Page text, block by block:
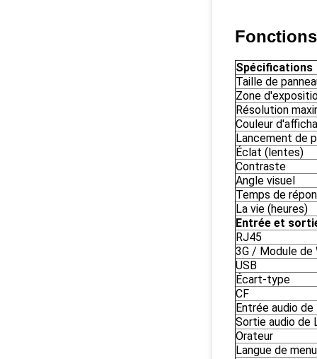
Spécifications
Taille de
Zone
Résolution
Couleur
Lancement de
Éclat (lentes)
Contraste
Angle visuel
Temps de
La vie (heures)
Entrée et
RJ45
3G / Module de
USB
Écart-type
CF
Entrée audio de
Sortie audio de
Orateur
Langue de menu